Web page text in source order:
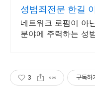
성범죄전문 한길
성범죄 분야에 집
네트워크 로펌이 아
분야에 주력하는 성
3 구독하